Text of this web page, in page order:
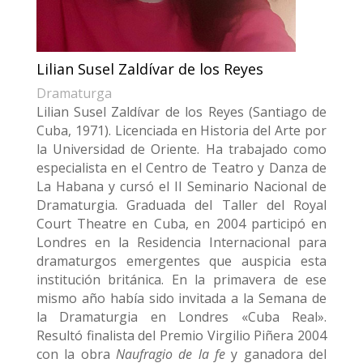
Lilian Susel Zaldívar de los Reyes
Dramaturga
Lilian Susel Zaldívar de los Reyes (Santiago de
Cuba, 1971). Licenciada en Historia del Arte por
la Universidad de Oriente. Ha trabajado como
especialista en el Centro de Teatro y Danza de
La Habana y cursó el II Seminario Nacional de
Dramaturgia. Graduada del Taller del Royal
Court Theatre en Cuba, en 2004 participó en
Londres en la Residencia Internacional para
dramaturgos emergentes que auspicia esta
institución británica. En la primavera de ese
mismo año había sido invitada a la Semana de
la Dramaturgia en Londres «Cuba Real».
Resultó finalista del Premio Virgilio Piñera 2004
con la obra Naufragio de la fey ganadora del